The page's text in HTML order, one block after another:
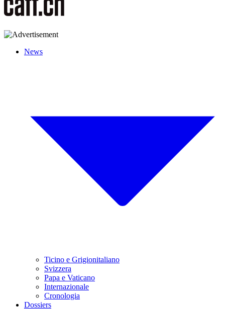
News
Ticino e Grigionitaliano
Svizzera
Papa e Vaticano
Internazionale
Cronologia
Dossiers